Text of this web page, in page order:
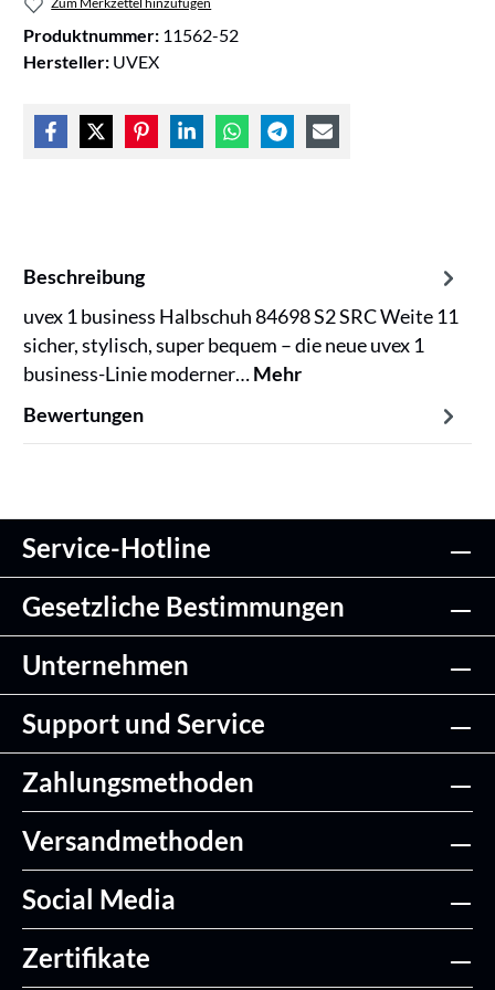
Produktnummer: 11562-52
Hersteller: UVEX
Beschreibung
uvex 1 business Halbschuh 84698 S2 SRC Weite 11
sicher, stylisch, super bequem – die neue uvex 1
business-Linie moderner…Mehr
Bewertungen
Service-Hotline
Gesetzliche Bestimmungen
Unternehmen
Support und Service
Zahlungsmethoden
Versandmethoden
Social Media
Zertifikate